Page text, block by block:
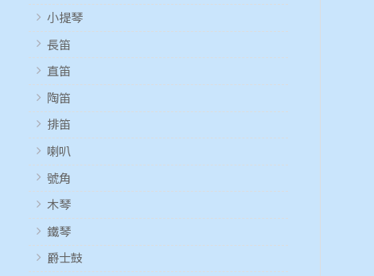
小提琴
長笛
直笛
陶笛
排笛
喇叭
號角
木琴
鐵琴
爵士鼓